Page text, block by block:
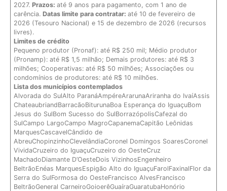
2027.Prazos:até 9 anos para pagamento, com 1 ano de
carência.Datas limite para contratar:até 10 de fevereiro de
2026 (Tesouro Nacional) e 15 de dezembro de 2026 (recursos
livres).
Limites de crédito
Pequeno produtor (Pronaf): até R$ 250 mil; Médio produtor
(Pronamp): até R$ 1,5 milhão; Demais produtores: até R$ 3
milhões; Cooperativas: até R$ 50 milhões; Associações ou
condomínios de produtores: até R$ 10 milhões.
Lista dos municípios contemplados
Alvorada do SulAlto ParanáAmpéreArarunaAriranha do IvaíAssis
ChateaubriandBarracãoBiturunaBoa Esperança do IguaçuBom
Jesus do SulBom Sucesso do SulBorrazópolisCafezal do
SulCampo LargoCampo MagroCapanemaCapitão Leônidas
MarquesCascavelCândido de
AbreuChopinzinhoClevelândiaCoronel Domingos SoaresCoronel
VividaCruzeiro do IguaçuCruzeiro do OesteCruz
MachadoDiamante D’OesteDois VizinhosEngenheiro
BeltrãoEnéas MarquesEspigão Alto do IguaçuFarolFaxinalFlor da
Serra do SulFormosa do OesteFrancisco AlvesFrancisco
BeltrãoGeneral CarneiroGoioerêGuaíraGuaratubaHonório